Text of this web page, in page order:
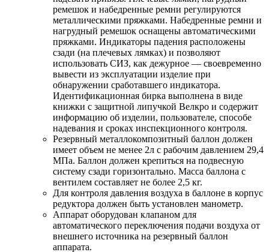
ремешок и набедренные ремни регулируются
металлическими пряжками. Набедренные ремни и
нагрудный ремешок оснащены автоматическими
пряжками. Индикаторы падения расположены
сзади (на плечевых лямках) и позволяют
использовать СИЗ, как дежурное — своевременно
вывести из эксплуатации изделие при
обнаружении сработавшего индикатора.
Идентификационная бирка выполнена в виде
книжки с защитной липучкой Велкро и содержит
информацию об изделии, пользователе, способе
надевания и сроках инспекционного контроля.
Резервный металлокомпозитный баллон должен
имеет объем не менее 2л с рабочим давлением 29,4
МПа. Баллон должен крепиться на подвесную
систему сзади горизонтально. Масса баллона с
вентилем составляет не более 2,5 кг.
Для контроля давления воздуха в баллоне в корпус
редуктора должен быть установлен манометр.
Аппарат оборудован клапаном для
автоматического переключения подачи воздуха от
внешнего источника на резервный баллон
аппарата.